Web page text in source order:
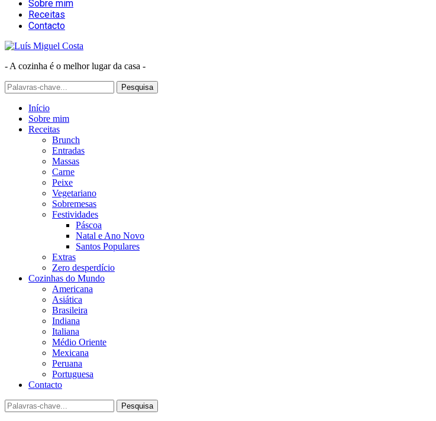
Sobre mim
Receitas
Contacto
- A cozinha é o melhor lugar da casa -
Início
Sobre mim
Receitas
Brunch
Entradas
Massas
Carne
Peixe
Vegetariano
Sobremesas
Festividades
Páscoa
Natal e Ano Novo
Santos Populares
Extras
Zero desperdício
Cozinhas do Mundo
Americana
Asiática
Brasileira
Indiana
Italiana
Médio Oriente
Mexicana
Peruana
Portuguesa
Contacto